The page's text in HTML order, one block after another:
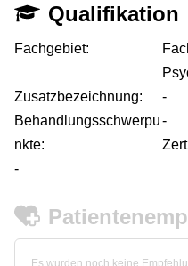
Qualifikation
Fachgebiet:
Zusatzbezeichnung:
-
Behandlungsschwerpu
nkte:
-
-